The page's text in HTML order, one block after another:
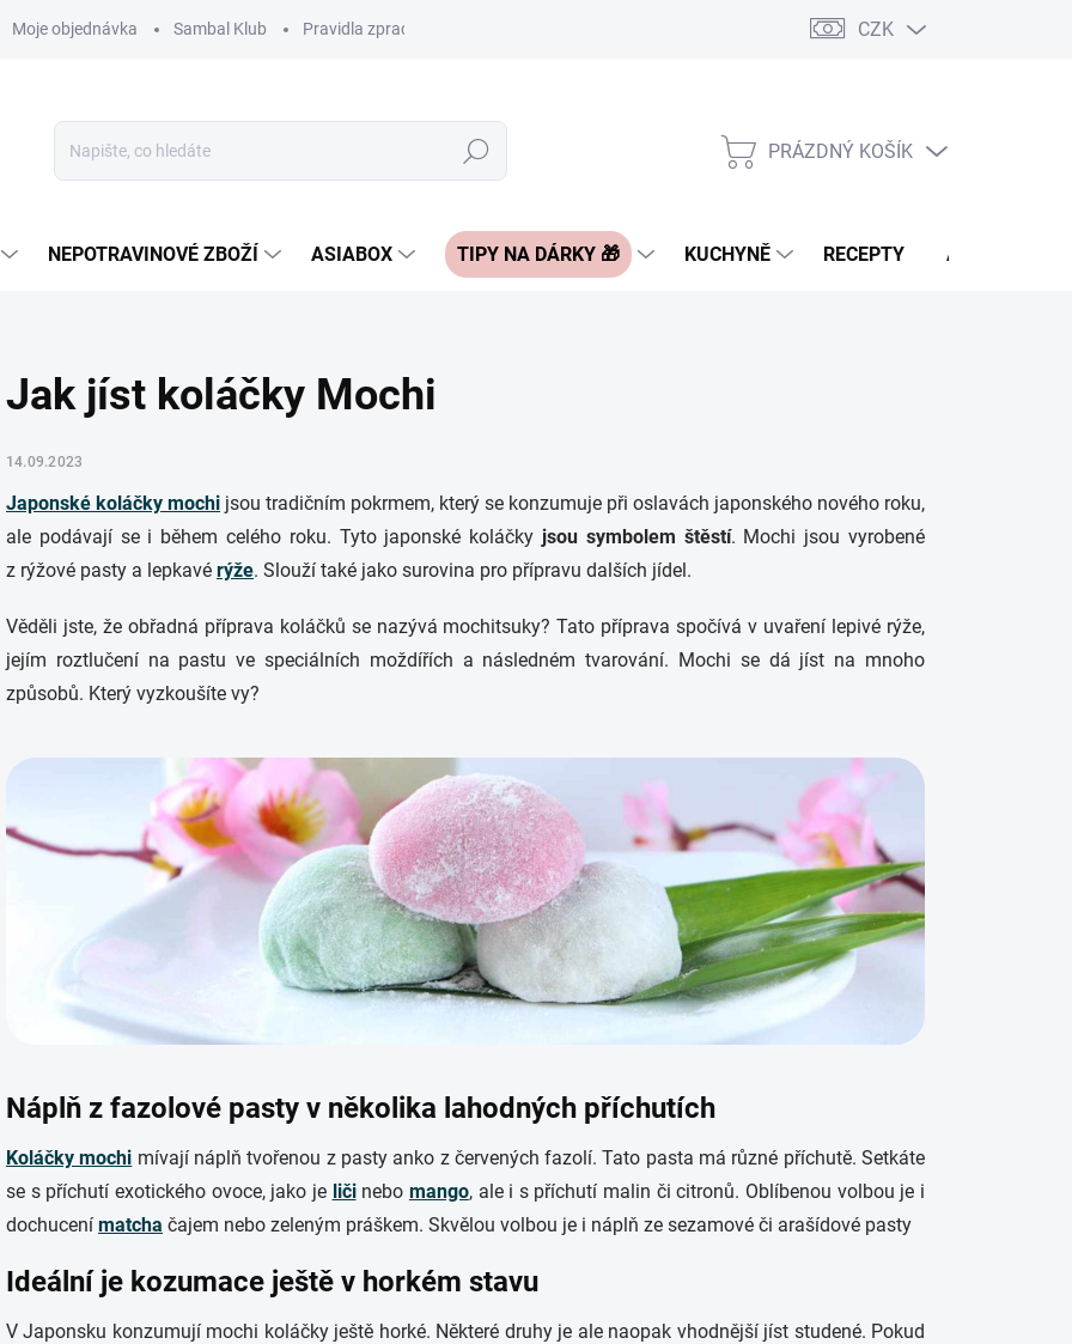
Moje objednávka Sambal Klub Pravidla zpracování recenzí FAQ - často kladené otázky
CZK
Hledat
NÁKUPNÍ
PRÁZDNÝ KOŠÍK
NEPOTRAVINOVÉ ZBOŽÍ ASIABOX TIPY NA DÁRKY 🎁 KUCHYNĚ RECEPTY ASIA BLOG
Jak jíst koláčky Mochi
14.09.2023
Japonské koláčky mochi jsou tradičním pokrmem, který se konzumuje při oslavách japonského nového roku,
ale podávají se i během celého roku. Tyto japonské koláčky jsou symbolem štěstí. Mochi jsou vyrobené
z rýžové pasty a lepkavé rýže. Slouží také jako surovina pro přípravu dalších jídel.
Věděli jste, že obřadná příprava koláčků se nazývá mochitsuky? Tato příprava spočívá v uvaření lepivé rýže,
jejím roztlučení na pastu ve speciálních moždířích a následném tvarování. Mochi se dá jíst na mnoho
způsobů. Který vyzkoušíte vy?
Náplň z fazolové pasty v několika lahodných příchutích
Koláčky mochi mívají náplň tvořenou z pasty anko z červených fazolí. Tato pasta má různé příchutě. Setkáte
se s příchutí exotického ovoce, jako je ličinebo mango, ale i s příchutí malin či citronů. Oblíbenou volbou je i
dochucení matcha čajem nebo zeleným práškem. Skvělou volbou je i náplň ze sezamové či arašídové pasty
Ideální je kozumace ještě v horkém stavu
V Japonsku konzumují mochi koláčky ještě horké. Některé druhy je ale naopak vhodnější jíst studené. Pokud